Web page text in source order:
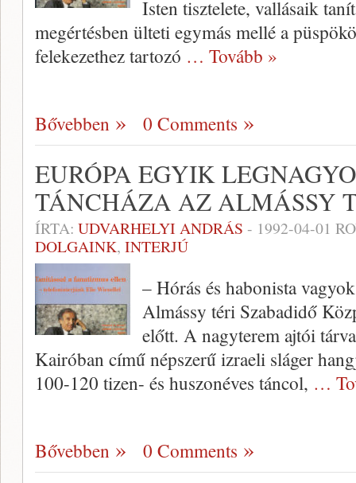
Isten tisztelete, vallásaik
megértésben ülteti egymás mellé a
felekezethez tartozó … Tovább »
Bővebben 0 Comments
EURÓPA EGYIK
TÁNCHÁZA AZ ALMÁSSY
ÍRTA: UDVARHELYI ANDRÁS - 1992-04-01
DOLGAINK, INTERJÚ
– Hórás és habonista
Almássy téri Szabadidő
előtt. A nagyterem ajtói
Kairóban című népszerű izraeli sláger
100-120 tizen- és huszonéves táncol, …
Bővebben 0 Comments